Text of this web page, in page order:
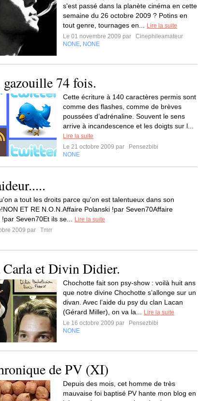
s'est passé dans la planète cinéma en cette
semaine du 26 octobre 2009 ? Potins en
tout genre, tournages en...
Lire la suite
Le 01 novembre 2009 par
Cinephileamateur
NONE NONE
74 fois.
Cette écriture à 140 caractères permis sont
comme des flashes, comme de brèves
poussées d’adrénaline. Souvent le sens
arrive à incandescence et les doigts sur l...
Lire la suite
Le 21 octobre 2009 par
Pensezbibi
NONE
a tout les droits parce qu'on est talentueux dans son
ET RE N.O.N.Affaire Polanski !par Seven70Affaire
!par Seven70Et ils se...
Lire la suite
2009 par
Tmrr
et Divin Didier.
Chochotte fait son psy-show : voilà huit ans
que notre divine Chochotte s’allonge sur un
divan. Avec l’aide du psy du clan Lacan
(Gérard Miller), on va la...
Lire la suite
Le 16 octobre 2009 par
Pensezbibi
NONE
de PV (XI)
Depuis des mois, cet homme de très
mauvaise foi baptisé PV hante mon blog en